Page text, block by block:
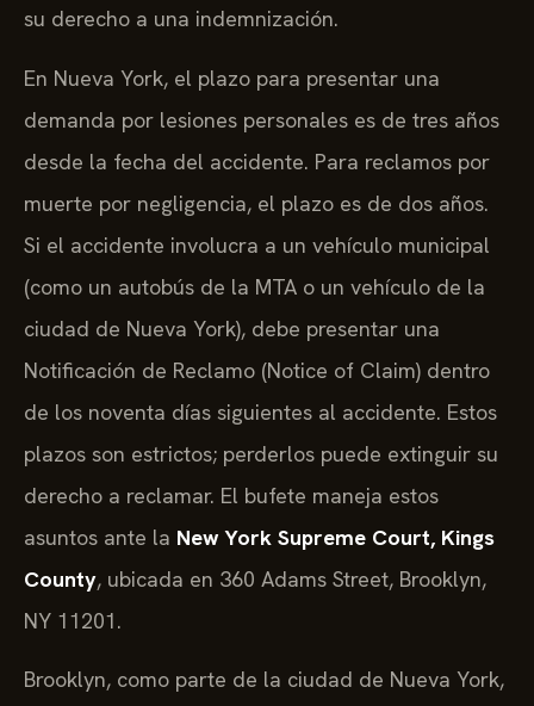
su derecho a una indemnización.
En Nueva York, el plazo para presentar una
demanda por lesiones personales es de tres años
desde la fecha del accidente. Para reclamos por
muerte por negligencia, el plazo es de dos años.
Si el accidente involucra a un vehículo municipal
(como un autobús de la MTA o un vehículo de la
ciudad de Nueva York), debe presentar una
Notificación de Reclamo (Notice of Claim) dentro
de los noventa días siguientes al accidente. Estos
plazos son estrictos; perderlos puede extinguir su
derecho a reclamar. El bufete maneja estos
asuntos ante la New York Supreme Court, Kings
County, ubicada en 360 Adams Street, Brooklyn,
NY 11201.
Brooklyn, como parte de la ciudad de Nueva York,